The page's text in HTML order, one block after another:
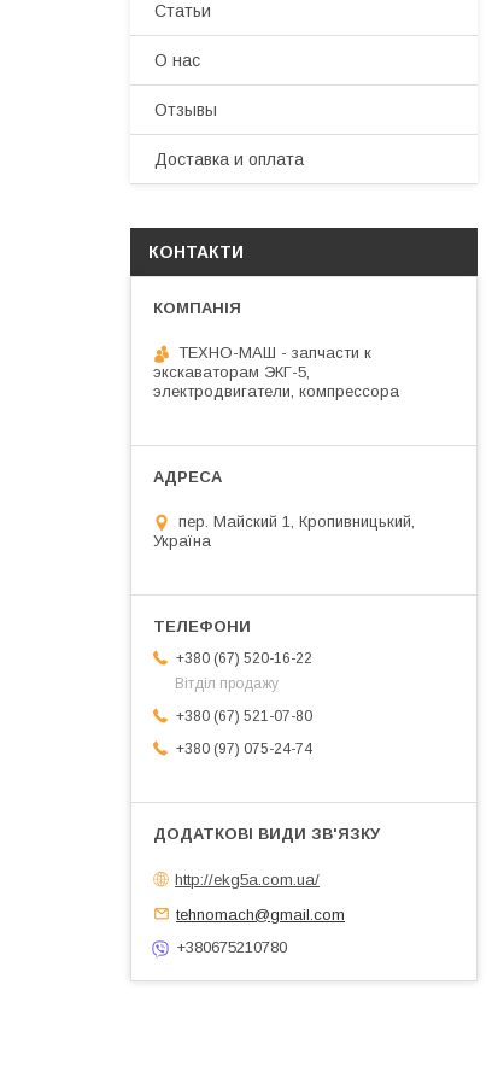
Статьи
О нас
Отзывы
Доставка и оплата
КОНТАКТИ
ТЕХНО-МАШ - запчасти к
экскаваторам ЭКГ-5,
электродвигатели, компрессора
пер. Майский 1, Кропивницький,
Україна
+380 (67) 520-16-22
Вітділ продажу
+380 (67) 521-07-80
+380 (97) 075-24-74
http://ekg5a.com.ua/
tehnomach@gmail.com
+380675210780